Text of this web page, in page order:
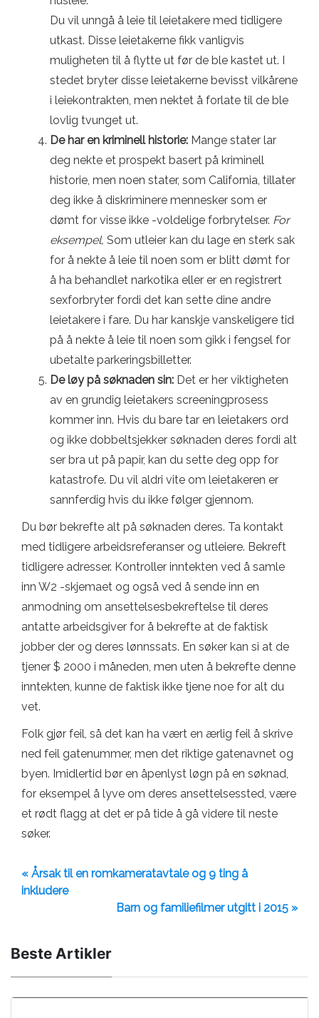
Du vil unngå å leie til leietakere med tidligere
utkast. Disse leietakerne fikk vanligvis
muligheten til å flytte ut før de ble kastet ut. I
stedet bryter disse leietakerne bevisst vilkårene
i leiekontrakten, men nektet å forlate til de ble
lovlig tvunget ut.
De har en kriminell historie: Mange stater lar
deg nekte et prospekt basert på kriminell
historie, men noen stater, som California, tillater
deg ikke å diskriminere mennesker som er
dømt for visse ikke -voldelige forbrytelser. For
eksempel, Som utleier kan du lage en sterk sak
for å nekte å leie til noen som er blitt dømt for
å ha behandlet narkotika eller er en registrert
sexforbryter fordi det kan sette dine andre
leietakere i fare. Du har kanskje vanskeligere tid
på å nekte å leie til noen som gikk i fengsel for
ubetalte parkeringsbilletter.
De løy på søknaden sin: Det er her viktigheten
av en grundig leietakers screeningprosess
kommer inn. Hvis du bare tar en leietakers ord
og ikke dobbeltsjekker søknaden deres fordi alt
ser bra ut på papir, kan du sette deg opp for
katastrofe. Du vil aldri vite om leietakeren er
sannferdig hvis du ikke følger gjennom.
Du bør bekrefte alt på søknaden deres. Ta kontakt
med tidligere arbeidsreferanser og utleiere. Bekreft
tidligere adresser. Kontroller inntekten ved å samle
inn W2 -skjemaet og også ved å sende inn en
anmodning om ansettelsesbekreftelse til deres
antatte arbeidsgiver for å bekrefte at de faktisk
jobber der og deres lønnssats. En søker kan si at de
tjener $ 2000 i måneden, men uten å bekrefte denne
inntekten, kunne de faktisk ikke tjene noe for alt du
vet.
Folk gjør feil, så det kan ha vært en ærlig feil å skrive
ned feil gatenummer, men det riktige gatenavnet og
byen. Imidlertid bør en åpenlyst løgn på en søknad,
for eksempel å lyve om deres ansettelsessted, være
et rødt flagg at det er på tide å gå videre til neste
søker.
« Årsak til en romkameratavtale og 9 ting å
inkludere
Barn og familiefilmer utgitt i 2015 »
Beste Artikler